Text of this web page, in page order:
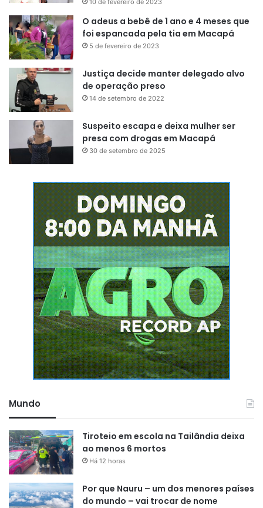
10 de fevereiro de 2023
O adeus a bebê de 1 ano e 4 meses que
foi espancada pela tia em Macapá
5 de fevereiro de 2023
Justiça decide manter delegado alvo
de operação preso
14 de setembro de 2022
Suspeito escapa e deixa mulher ser
presa com drogas em Macapá
30 de setembro de 2025
Mundo
Tiroteio em escola na Tailândia deixa
ao menos 6 mortos
Há 12 horas
Por que Nauru – um dos menores países
do mundo – vai trocar de nome